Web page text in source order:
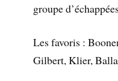
groupe
Les favoris :
Gilbert, Klier,